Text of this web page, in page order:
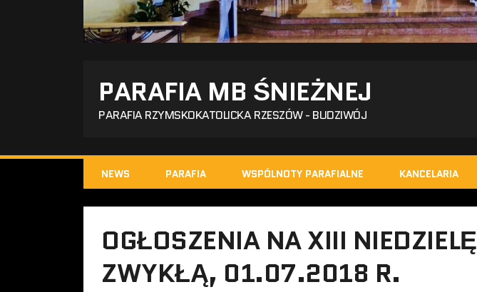
PARAFIA MB ŚNIEŻNEJ
PARAFIA RZYMSKOKATOLICKA RZESZÓW - BUDZIWÓJ
NEWS PARAFIA WSPÓLNOTY PARAFIALNE KANCELARIA
OGŁOSZENIA NA XIII NIEDZIELĘ
ZWYKŁĄ, 01.07.2018 R.